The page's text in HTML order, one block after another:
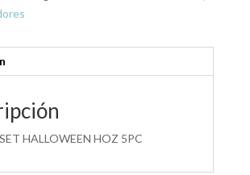
HALLOWEEN HOZ 5PC